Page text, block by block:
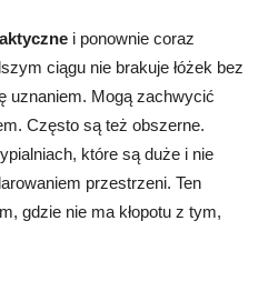
i ponownie coraz
ciągu nie brakuje łóżek bez
uznaniem. Mogą zachwycić
Często są też obszerne.
które są duże i nie
przestrzeni. Ten
gdzie nie ma kłopotu z tym,